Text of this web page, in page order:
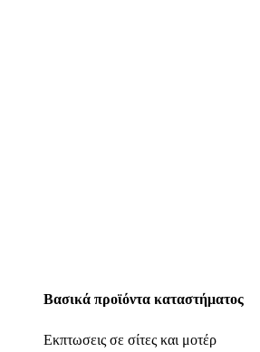
Βασικά προϊόντα καταστήματος
Εκπτωσεις σε σίτες και μοτέρ